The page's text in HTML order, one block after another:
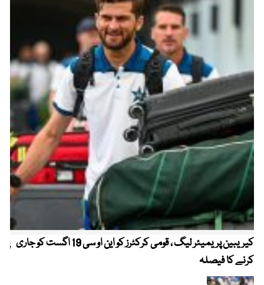
کیریبین پریمیئر لیگ ، قومی کرکٹرز کو این او سی 19 اگست کو جاری
کرنے کا فیصلہ